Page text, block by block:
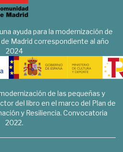
ayuda para la modernización de
Madrid correspondiente al año
2024
de las pequeñas y
del libro en el marco del Plan de
y Resiliencia. Convocatoria
2022.